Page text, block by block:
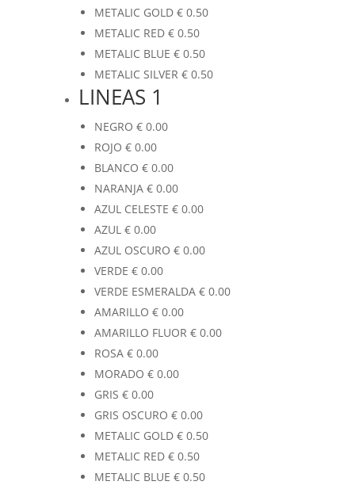
METALIC GOLD €0.50
METALIC RED €0.50
METALIC BLUE €0.50
METALIC SILVER €0.50
LINEAS 1
NEGRO €0.00
ROJO €0.00
BLANCO €0.00
NARANJA €0.00
AZUL CELESTE €0.00
AZUL €0.00
AZUL OSCURO €0.00
VERDE €0.00
VERDE ESMERALDA €0.00
AMARILLO €0.00
AMARILLO FLUOR €0.00
ROSA €0.00
MORADO €0.00
GRIS €0.00
GRIS OSCURO €0.00
METALIC GOLD €0.50
METALIC RED €0.50
METALIC BLUE €0.50